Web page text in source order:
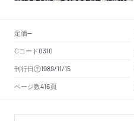
定価--
Cコード0310
刊行日
1989/11/15
ページ数416頁